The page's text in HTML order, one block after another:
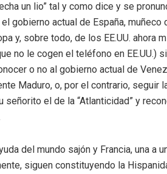
un lio” tal y como dice y se
gobierno actual de España, muñeco
y, sobre todo, de los EE.UU. ahora
no le cogen el teléfono en EE.UU.) si
o no al gobierno actual de
Maduro, o, por el contrario, seguir
señorito el de la “Atlanticidad” y
del mundo sajón y Francia, una
siguen constituyendo la